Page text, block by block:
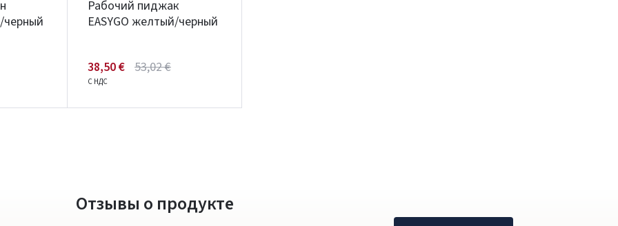
черный
Рабочий пиджак
EASYGO желтый/черный
38,50 € 53,02 €
С НДС
Отзывы о продукте
Написать отзыв
Pamiršote slaptažodį?
Facebook